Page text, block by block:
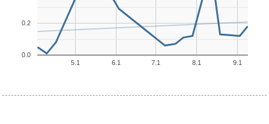
5.1 6.1 7.1 8.1 9.1
0.0
0.2